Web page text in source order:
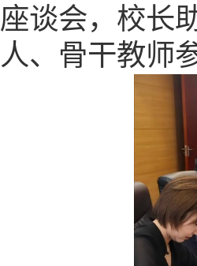
座谈会，校长
人、骨干教师